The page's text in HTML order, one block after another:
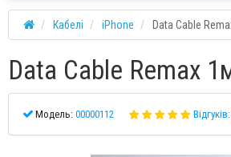
Кабелі iPhone Data Cable
Data Cable Remax
Модель: 00000112